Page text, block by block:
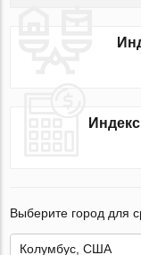
Выберите город для